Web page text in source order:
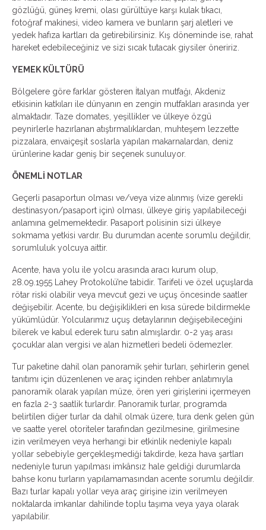
gözlüğü, güneş kremi, olası gürültüye karşı kulak tıkacı,
fotoğraf makinesi, video kamera ve bunların şarj aletleri ve
yedek hafıza kartları da getirebilirsiniz. Kış döneminde ise, rahat
hareket edebileceğiniz ve sizi sıcak tutacak giysiler öneririz.
YEMEK KÜLTÜRÜ
Bölgelere göre farklar gösteren İtalyan mutfağı, Akdeniz
etkisinin katkıları ile dünyanın en zengin mutfakları arasında yer
almaktadır. Taze domates, yeşillikler ve ülkeye özgü
peynirlerle hazırlanan atıştırmalıklardan, muhteşem lezzette
pizzalara, envaiçeşit soslarla yapılan makarnalardan, deniz
ürünlerine kadar geniş bir seçenek sunuluyor.
ÖNEMLİ NOTLAR
Geçerli pasaportun olması ve/veya vize alınmış (vize gerekli
destinasyon/pasaport için) olması, ülkeye giriş yapılabileceği
anlamına gelmemektedir. Pasaport polisinin sizi ülkeye
sokmama yetkisi vardır. Bu durumdan acente sorumlu değildir,
sorumluluk yolcuya aittir.
Acente, hava yolu ile yolcu arasında aracı kurum olup,
28.09.1955 Lahey Protokolü’ne tabidir. Tarifeli ve özel uçuşlarda
rötar riski olabilir veya mevcut gezi ve uçuş öncesinde saatler
değişebilir. Acente, bu değişiklikleri en kısa sürede bildirmekle
yükümlüdür. Yolcularımız uçuş detaylarının değişebileceğini
bilerek ve kabul ederek turu satın almışlardır. 0-2 yaş arası
çocuklar alan vergisi ve alan hizmetleri bedeli ödemezler.
Tur paketine dahil olan panoramik şehir turları, şehirlerin genel
tanıtımı için düzenlenen ve araç içinden rehber anlatımıyla
panoramik olarak yapılan müze, ören yeri girişlerini içermeyen
en fazla 2-3 saatlik turlardır. Panoramik turlar, programda
belirtilen diğer turlar da dahil olmak üzere, tura denk gelen gün
ve saatte yerel otoriteler tarafından gezilmesine, girilmesine
izin verilmeyen veya herhangi bir etkinlik nedeniyle kapalı
yollar sebebiyle gerçekleşmediği takdirde, keza hava şartları
nedeniyle turun yapılması imkânsız hale geldiği durumlarda
bahse konu turların yapılamamasından acente sorumlu değildir.
Bazı turlar kapalı yollar veya araç girişine izin verilmeyen
noktalarda imkanlar dahilinde toplu taşıma veya yaya olarak
yapılabilir.